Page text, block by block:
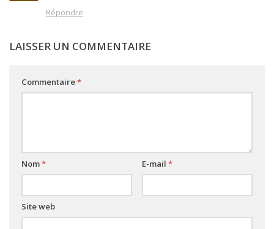
Répondre
LAISSER UN COMMENTAIRE
Commentaire*
Nom* E-mail *
Site web